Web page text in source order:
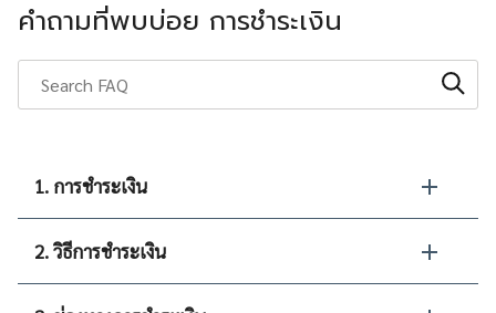
คำถามที่พบบ่อย การชำระเงิน
1. การชำระเงิน
2. วิธีการชำระเงิน